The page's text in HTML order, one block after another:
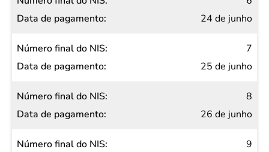
24 de junho
7
25 de junho
8
26 de junho
9